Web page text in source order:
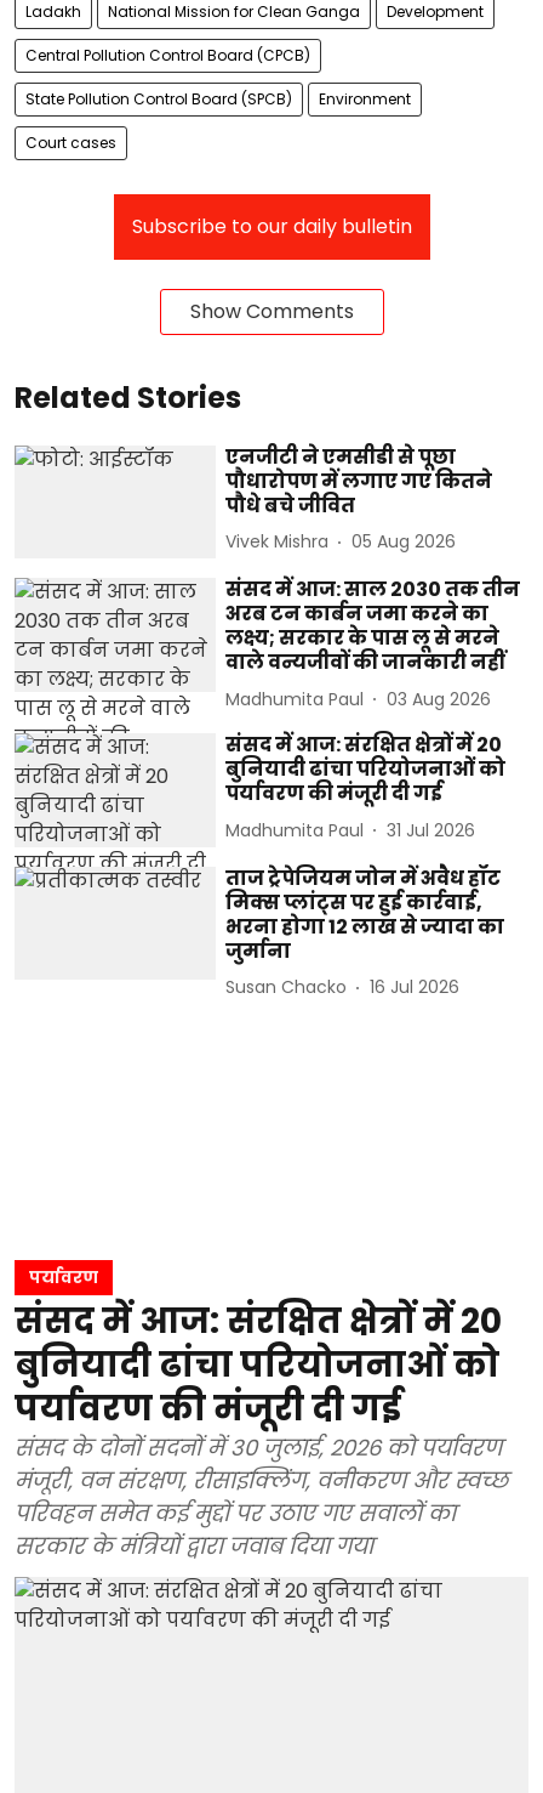
Ladakh National Mission for Clean Ganga Development
Central Pollution Control Board (CPCB)
State Pollution Control Board (SPCB) Environment
Court cases
Subscribe to our daily bulletin
Show Comments
Related Stories
एनजीटी ने एमसीडी से पूछा
पौधारोपण में लगाए गए कितने
पौधे बचे जीवित
Vivek Mishra 05 Aug 2026
संसद में आज: साल 2030 तक तीन
अरब टन कार्बन जमा करने का
लक्ष्य; सरकार के पास लू से मरने
वाले वन्यजीवों की जानकारी नहीं
Madhumita Paul 03 Aug 2026
संसद में आज: संरक्षित क्षेत्रों में 20
बुनियादी ढांचा परियोजनाओं को
पर्यावरण की मंजूरी दी गई
Madhumita Paul 31 Jul 2026
ताज ट्रेपेजियम जोन में अवैध हॉट
मिक्स प्लांट्स पर हुई कार्रवाई,
भरना होगा 12 लाख से ज्यादा का
जुर्माना
Susan Chacko 16 Jul 2026
पर्यावरण
संसद में आज: संरक्षित क्षेत्रों में 20
बुनियादी ढांचा परियोजनाओं को
पर्यावरण की मंजूरी दी गई
संसद के दोनों सदनों में 30 जुलाई, 2026 को पर्यावरण
मंजूरी, वन संरक्षण, रीसाइक्लिंग, वनीकरण और स्वच्छ
परिवहन समेत कई मुद्दों पर उठाए गए सवालों का
सरकार के मंत्रियों द्वारा जवाब दिया गया